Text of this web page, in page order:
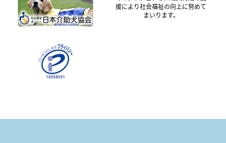
援により社会福祉の向上に努めて
まいります。